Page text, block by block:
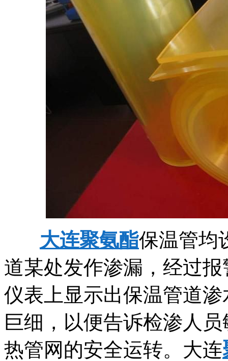
大连聚氨酯保温管均
道某处发作渗漏，经过
仪表上显示出保温管道
巨细，以便告诉检渗人
热管网的安全运转。大连